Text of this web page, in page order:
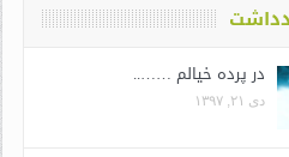
در پرده خیالم ……..
دی ۲۱, ۱۳۹۷